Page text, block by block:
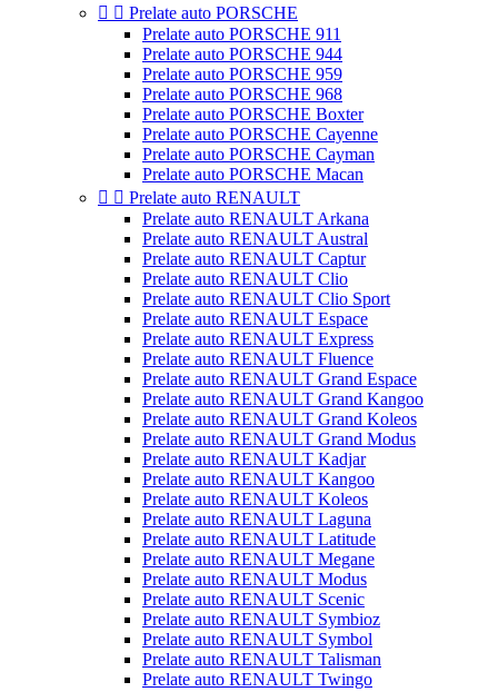
  Prelate auto PORSCHE
Prelate auto PORSCHE 911
Prelate auto PORSCHE 944
Prelate auto PORSCHE 959
Prelate auto PORSCHE 968
Prelate auto PORSCHE Boxter
Prelate auto PORSCHE Cayenne
Prelate auto PORSCHE Cayman
Prelate auto PORSCHE Macan
  Prelate auto RENAULT
Prelate auto RENAULT Arkana
Prelate auto RENAULT Austral
Prelate auto RENAULT Captur
Prelate auto RENAULT Clio
Prelate auto RENAULT Clio Sport
Prelate auto RENAULT Espace
Prelate auto RENAULT Express
Prelate auto RENAULT Fluence
Prelate auto RENAULT Grand Espace
Prelate auto RENAULT Grand Kangoo
Prelate auto RENAULT Grand Koleos
Prelate auto RENAULT Grand Modus
Prelate auto RENAULT Kadjar
Prelate auto RENAULT Kangoo
Prelate auto RENAULT Koleos
Prelate auto RENAULT Laguna
Prelate auto RENAULT Latitude
Prelate auto RENAULT Megane
Prelate auto RENAULT Modus
Prelate auto RENAULT Scenic
Prelate auto RENAULT Symbioz
Prelate auto RENAULT Symbol
Prelate auto RENAULT Talisman
Prelate auto RENAULT Twingo